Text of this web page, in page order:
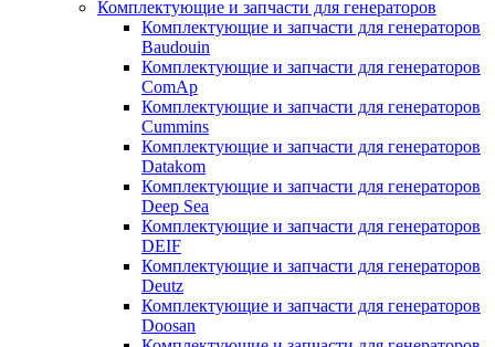
Комплектующие и запчасти для генераторов
Комплектующие и запчасти для генераторов
Baudouin
Комплектующие и запчасти для генераторов
ComAp
Комплектующие и запчасти для генераторов
Cummins
Комплектующие и запчасти для генераторов
Datakom
Комплектующие и запчасти для генераторов
Deep Sea
Комплектующие и запчасти для генераторов
DEIF
Комплектующие и запчасти для генераторов
Deutz
Комплектующие и запчасти для генераторов
Doosan